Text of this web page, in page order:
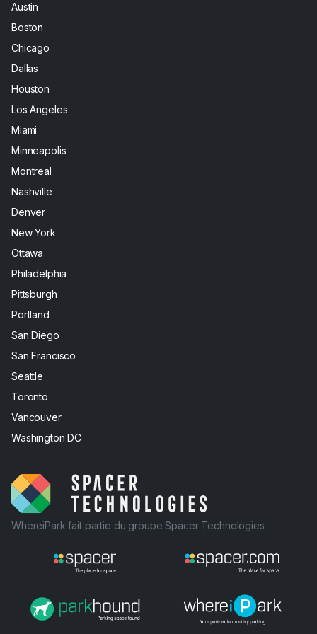
Austin
Boston
Chicago
Dallas
Houston
Los Angeles
Miami
Minneapolis
Montreal
Nashville
Denver
New York
Ottawa
Philadelphia
Pittsburgh
Portland
San Diego
San Francisco
Seattle
Toronto
Vancouver
Washington DC
WhereiPark fait partie du groupe Spacer Technologies